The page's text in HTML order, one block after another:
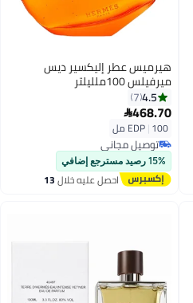
هيرميس عطر إليكسير ديس
ميرفيلس 100ملليلتر
4.5
7
468.70
EDP|100 مل
توصيل مجاني
توصيل مجاني
15% رصيد مسترجع إضافي
احصل عليه خلال13